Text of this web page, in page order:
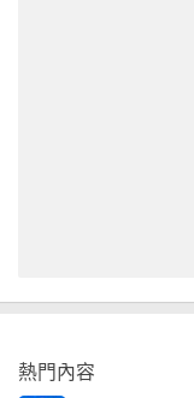
熱門內容